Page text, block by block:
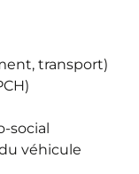
transport)
social
véhicule